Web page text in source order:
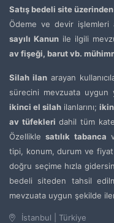
Satış bedeli site
Ödeme ve devir işlemleri
sayılı Kanunile ilgili
av fişeği, barut vb.
Silah ilanarayan
sürecini mevzuata uygun
ikinci el silah ilanlarını;
av tüfekleri dahil tüm
Özelliklesatılık tabanca
tipi, konum, durum ve
doğru seçime hızla
bedeli siteden tahsil
mevzuata uygun şekilde
İstanbul | Türkiye